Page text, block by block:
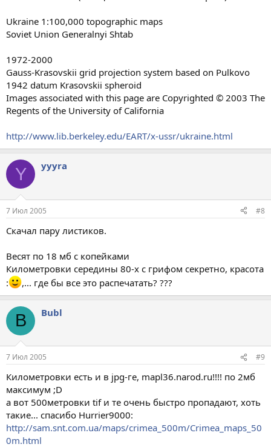
Ukraine 1:100,000 topographic maps
Soviet Union Generalnyi Shtab
1972-2000
Gauss-Krasovskii grid projection system based on Pulkovo
1942 datum Krasovskii spheroid
Images associated with this page are Copyrighted © 2003 The
Regents of the University of California
http://www.lib.berkeley.edu/EART/x-ussr/ukraine.html
Y yyyra
7 Июл 2005 #8
Скачал пару листиков.
Весят по 18 мб с копейками
Километровки середины 80-х с грифом секретно, красота
:
,... где бы все это распечатать? ???
B Bubl
7 Июл 2005 #9
Километровки есть и в jpg-ге, mapl36.narod.ru!!!! по 2мб
максимум ;D
а вот 500метровки tif и те очень быстро пропадают, хоть
такие... спасибо Hurrier9000:
http://sam.snt.com.ua/maps/crimea_500m/Crimea_maps_50
0m.html